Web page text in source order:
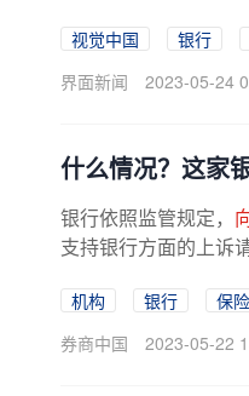
视觉中国 银行
界面新闻
2023-05-24
什么情况？这家
银行依照监管规定，
支持银行方面的上诉
机构 银行
保险
券商中国
2023-05-22